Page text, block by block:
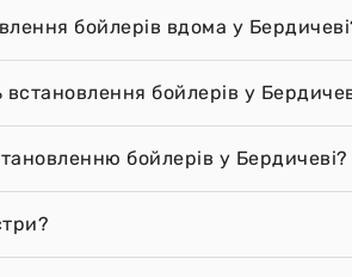
бойлерів вдома у
встановлення бойлерів у
бойлерів у Бердичеві?